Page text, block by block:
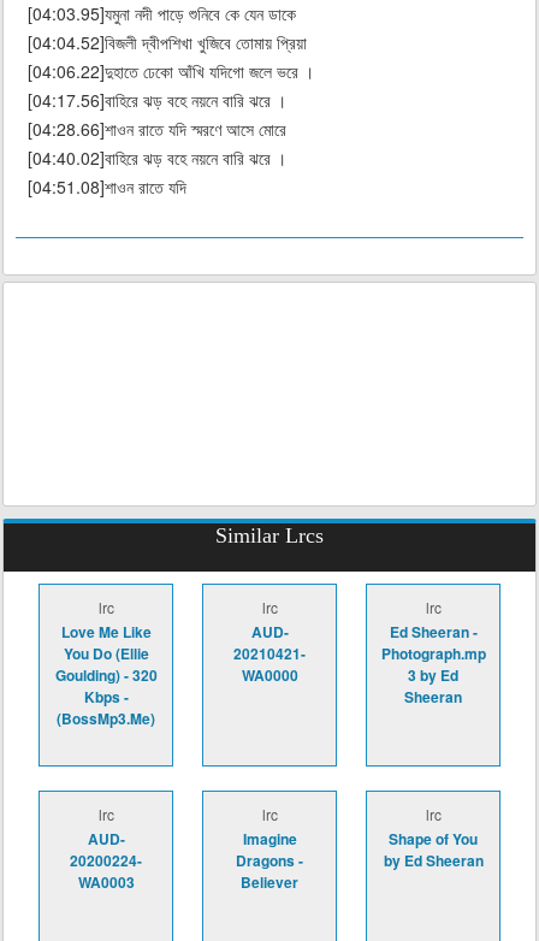
[04:03.95]যমুনা নদী পাড়ে শুনিবে কে যেন ডাকে
[04:04.52]বিজলী দ্বীপশিখা খুজিবে তোমায় প্রিয়া
[04:06.22]দুহাতে ঢেকো আঁখি যদিগো জলে ভরে ।
[04:17.56]বাহিরে ঝড় বহে নয়নে বারি ঝরে ।
[04:28.66]শাওন রাতে যদি স্মরণে আসে মোরে
[04:40.02]বাহিরে ঝড় বহে নয়নে বারি ঝরে ।
[04:51.08]শাওন রাতে যদি
Similar Lrcs
lrc
Love Me Like
You Do (Ellie
Goulding) - 320
Kbps -
(BossMp3.Me)
lrc
AUD-
20210421-
WA0000
lrc
Ed Sheeran -
Photograph.mp
3 by Ed
Sheeran
lrc
AUD-
20200224-
WA0003
lrc
Imagine
Dragons -
Believer
lrc
Shape of You
by Ed Sheeran